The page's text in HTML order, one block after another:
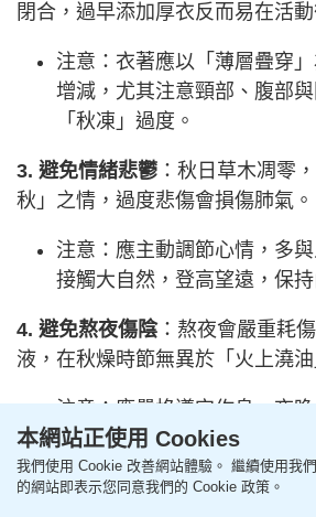
閉合，過早添加厚衣反而易在活
注意：衣著應以「薄層疊穿
增減，尤其注意頸部、腹部
「秋凍」過度。
3. 避免情緒悲鬱 ：秋日草木凋零
秋」之情，過度悲傷會損傷肺氣。
注意：應主動調節心情，多
接觸大自然，登高望遠，保
4. 避免熬夜傷陰：熬夜會嚴重耗
液，在秋燥時節無異於「火上澆油
注意：應嚴格遵守作息，夜
的關鍵時刻，充足睡眠是最
延伸閱讀：寒咳要飲陳皮水？燉
本網站正使用 Cookies
我們使用 Cookie 改善網站體驗。 繼續使用我們
的網站即表示您同意我們的 Cookie 政策。